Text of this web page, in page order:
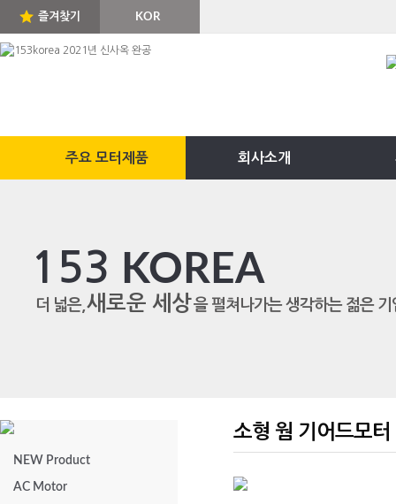
즐겨찾기 KOR
ENG
주요 모터제품 회사소개
153 KOREA
더 넓은, 새로운 세상을 펼쳐나가는 생각하는 젊은 기
NEW Product
AC Motor
소형 웜 기어드모터